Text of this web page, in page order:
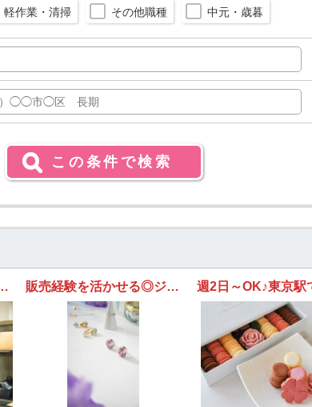
軽作業・清掃 その他職種 中元・歳暮
販売◎京王新宿◎時給1,570円 販売経験を活かせる◎ジュエリー販売◎東急百貨店吉祥寺◎時給1,540円